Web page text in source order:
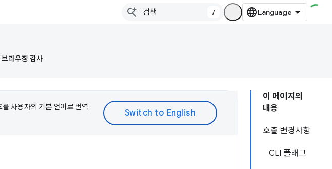
/
라우징 감사
이 페이지의
내용
호출 변경사항
CLI 플래그
사용자의 기본 언어로 번역